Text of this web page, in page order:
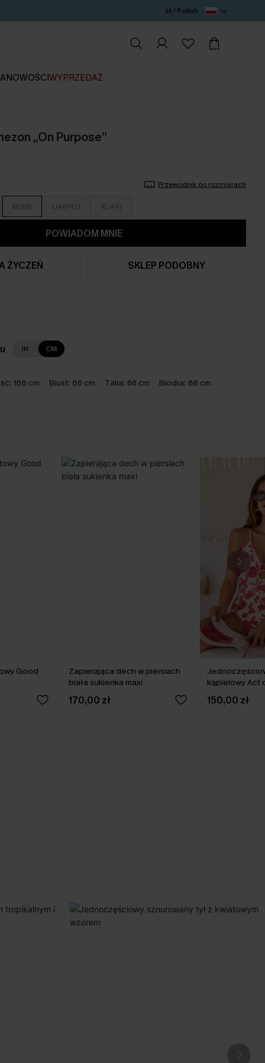
zł / Polish
NOWOŚCIWYPRZEDAŻ
„On Purpose”
Przewodnik po rozmiarach
M(38) L(40/42) XL(44)
POWIADOM MNIE
ŻYCZEŃ SKLEP PODOBNY
IN CM
168 cm Biust: 86 cm Talia: 66 cm Biodra: 86 cm
Good
Zapierająca dech w piersiach
biała sukienka maxi
170,00 zł
kąpielowy Act
kwiaty
150,00 zł